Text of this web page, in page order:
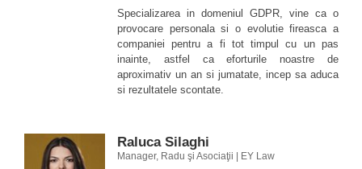
Specializarea in domeniul GDPR, vine ca o
provocare personala si o evolutie fireasca a
companiei pentru a fi tot timpul cu un pas
inainte, astfel ca eforturile noastre de
aproximativ un an si jumatate, incep sa aduca
si rezultatele scontate.
Raluca Silaghi
Manager, Radu şi Asociaţii | EY Law